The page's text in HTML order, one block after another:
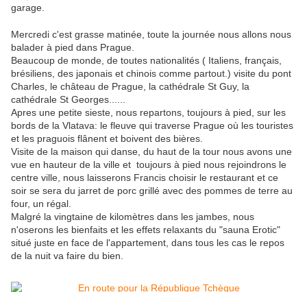
garage.
Mercredi c'est grasse matinée, toute la journée nous allons nous
balader à pied dans Prague.
Beaucoup de monde, de toutes nationalités ( Italiens, français,
brésiliens, des japonais et chinois comme partout.) visite du pont
Charles, le château de Prague, la cathédrale St Guy, la
cathédrale St Georges......
Apres une petite sieste, nous repartons, toujours à pied, sur les
bords de la Vlatava: le fleuve qui traverse Prague où les touristes
et les praguois flânent et boivent des bières.
Visite de la maison qui danse, du haut de la tour nous avons une
vue en hauteur de la ville et toujours à pied nous rejoindrons le
centre ville, nous laisserons Francis choisir le restaurant et ce
soir se sera du jarret de porc grillé avec des pommes de terre au
four, un régal.
Malgré la vingtaine de kilomètres dans les jambes, nous
n'oserons les bienfaits et les effets relaxants du "sauna Erotic"
situé juste en face de l'appartement, dans tous les cas le repos
de la nuit va faire du bien.